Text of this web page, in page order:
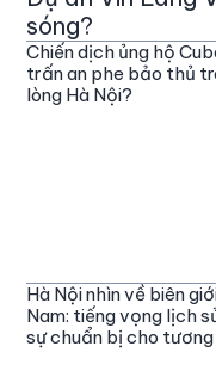
sóng?
Chiến dịch ủng hộ
trấn an phe bảo thủ
lòng Hà Nội?
Hà Nội nhìn về biên
Nam: tiếng vọng lịch
sự chuẩn bị cho